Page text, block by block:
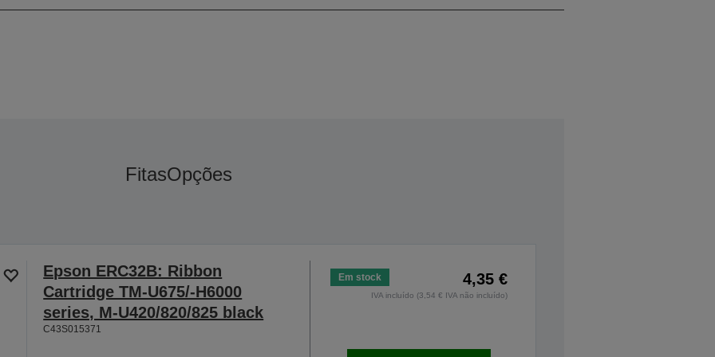
FitasOpções
Epson ERC32B: Ribbon
Cartridge TM-U675/-H6000
series, M-U420/820/825 black
C43S015371
Em stock 4,35 €
IVA incluído (3,54 € IVA não incluído)